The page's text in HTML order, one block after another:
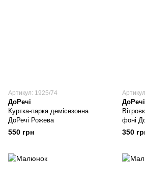
Артикул: 1925/74
ДоРечі
Куртка-парка демісезонна
ДоРечі Рожева
550 грн
ДоРечі
фоні
350